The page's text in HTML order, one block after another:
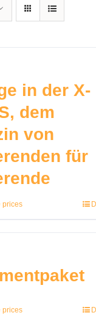
in der X-
dem
von
für
prices
prices